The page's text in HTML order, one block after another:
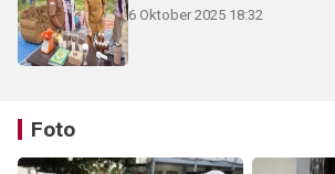
6 Oktober 2025 18:32
Foto